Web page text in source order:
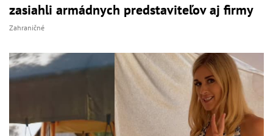
zasiahli armádnych predstaviteľov aj firmy
Zahraničné